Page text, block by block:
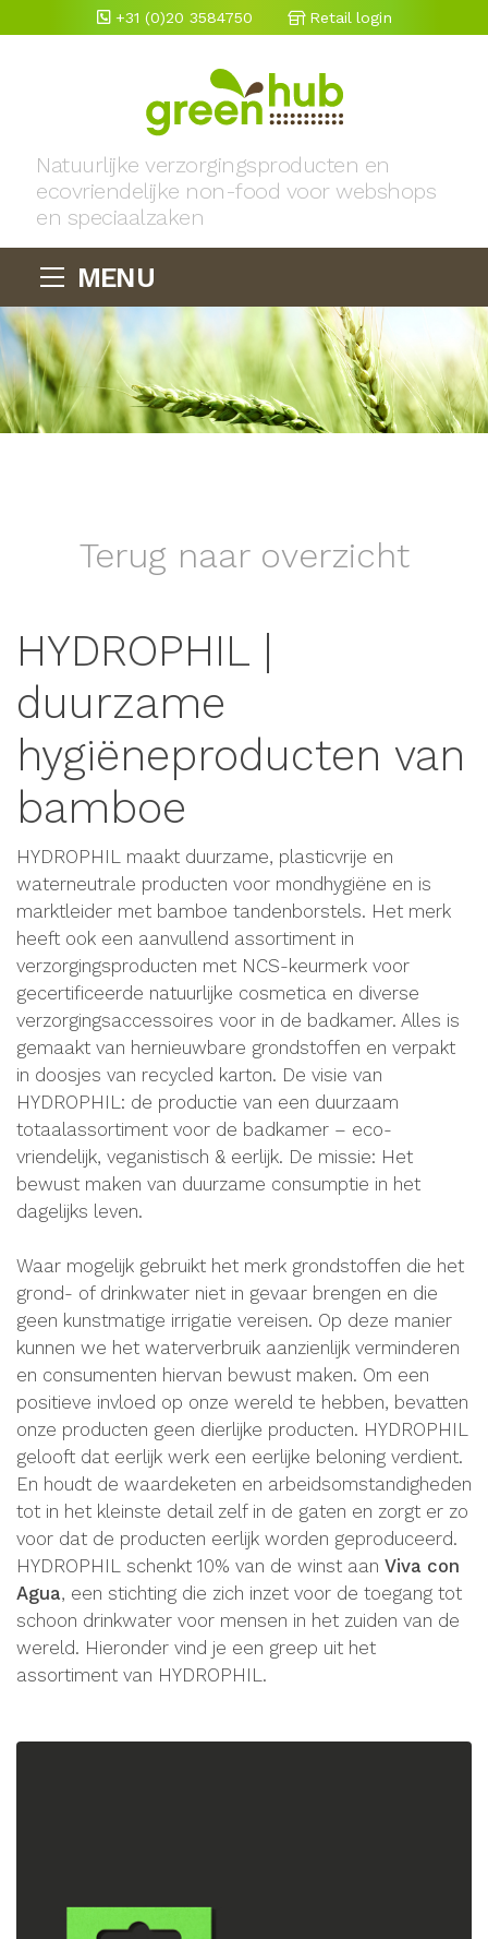
+31 (0)20 3584750 Retail login
Natuurlijke verzorgingsproducten en
ecovriendelijke non-food voor webshops
en speciaalzaken
MENU
Terug naar overzicht
HYDROPHIL |
duurzame
hygiëneproducten van
bamboe
HYDROPHIL maakt duurzame, plasticvrije en
waterneutrale producten voor mondhygiëne en is
marktleider met bamboe tandenborstels. Het merk
heeft ook een aanvullend assortiment in
verzorgingsproducten met NCS-keurmerk voor
gecertificeerde natuurlijke cosmetica en diverse
verzorgingsaccessoires voor in de badkamer. Alles is
gemaakt van hernieuwbare grondstoffen en verpakt
in doosjes van recycled karton. De visie van
HYDROPHIL: de productie van een duurzaam
totaalassortiment voor de badkamer – eco-
vriendelijk, veganistisch & eerlijk. De missie: Het
bewust maken van duurzame consumptie in het
dagelijks leven.
Waar mogelijk gebruikt het merk grondstoffen die het
grond- of drinkwater niet in gevaar brengen en die
geen kunstmatige irrigatie vereisen. Op deze manier
kunnen we het waterverbruik aanzienlijk verminderen
en consumenten hiervan bewust maken. Om een
positieve invloed op onze wereld te hebben, bevatten
onze producten geen dierlijke producten. HYDROPHIL
gelooft dat eerlijk werk een eerlijke beloning verdient.
En houdt de waardeketen en arbeidsomstandigheden
tot in het kleinste detail zelf in de gaten en zorgt er zo
voor dat de producten eerlijk worden geproduceerd.
HYDROPHIL schenkt 10% van de winst aan Viva con
Agua, een stichting die zich inzet voor de toegang tot
schoon drinkwater voor mensen in het zuiden van de
wereld. Hieronder vind je een greep uit het
assortiment van HYDROPHIL.